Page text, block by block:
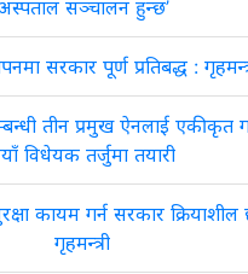
सञ्चालन हुन्छ’
सरकार पूर्ण प्रतिबद्ध :
तीन प्रमुख ऐनलाई एकीकृत
विधेयक तर्जुमा तयारी
कायम गर्न सरकार
गृहमन्त्री